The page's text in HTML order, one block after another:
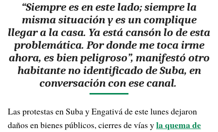
“Siempre es en este lado; siempre la
misma situación y es un complique
llegar a la casa. Ya está cansón lo de esta
problemática. Por donde me toca irme
ahora, es bien peligroso”, manifestó otro
habitante no identificado de Suba, en
conversación con ese canal.
Las protestas en Suba y Engativá de este lunes dejaron
daños en bienes públicos, cierres de vías yla quema de